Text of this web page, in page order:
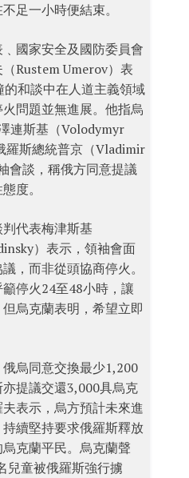
足一小時便結束。
國家安全及國防委員會
Rustem Umerov）表
和談中在人道主義領域
問題並無進展。他指烏
連斯基（Volodymyr
羅斯總統普京（Vladimir
會談，稱俄方同意提議
度。
代表梅津斯基
）表示，領袖會面
，而非從頭協商停火。
停火24至48小時，讓
烏克蘭表明，希望立即
烏同意交換最少1,200
提議交還3,000具烏克
表示，烏方預計未來進
續堅持要求俄羅斯釋放
克蘭平民。烏克蘭聲
兒童被俄羅斯強行擄